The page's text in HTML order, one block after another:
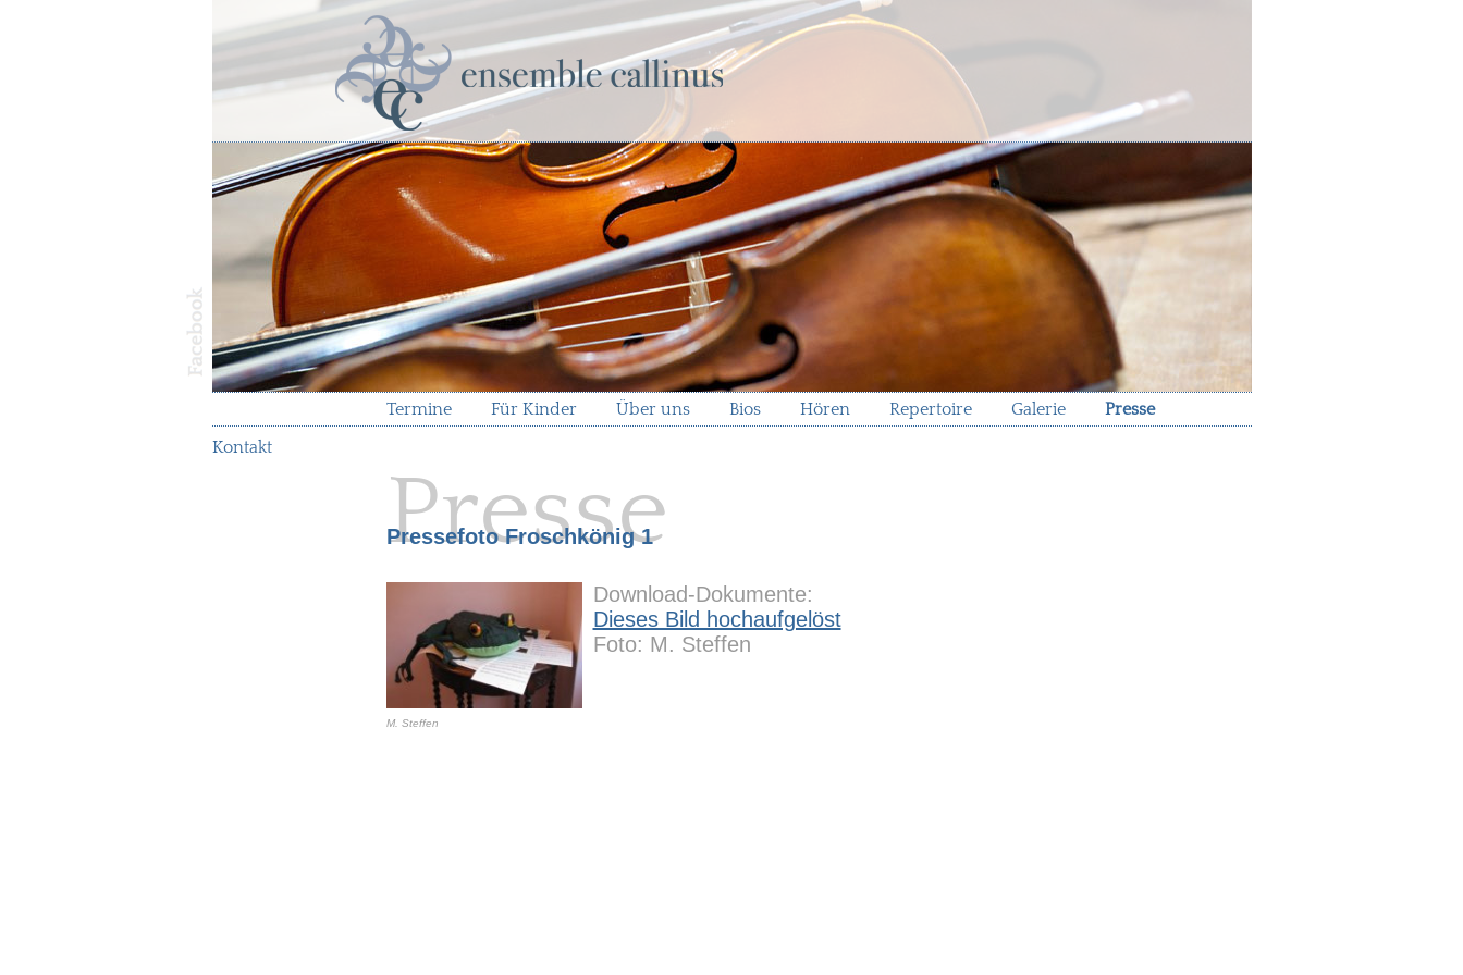
Termine Für Kinder Über uns Bios Hören Repertoire Galerie
Presse
Kontakt
Presse
Pressefoto Froschkönig 1
M. Steffen
Download-Dokumente:
Dieses Bild hochaufgelöst
Foto: M. Steffen